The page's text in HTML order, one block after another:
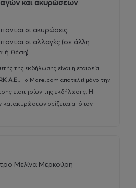
ένα σωρό άπλυτα που βγαίνουν
νερό για να πλυθούν) και η
που από άλλα
όλα αυτά ενώ όλοι περιμένουν
την άφιξη του Πρωθυπουργού
κωμωδίαγια τις γκρίζες ζώνες της
στα φυσικά σημεία πώλησης και
και ακυρώσεων
οι ακυρώσεις.
οι αλλαγές (σε άλλη
ή θέση).
της εκδήλωσης είναι η εταιρεία
A.E.. Το More.com αποτελεί μόνο την
εισιτηρίων της εκδήλωσης. Η
και ακυρώσεων ορίζεται από τον
Μελίνα Μερκούρη